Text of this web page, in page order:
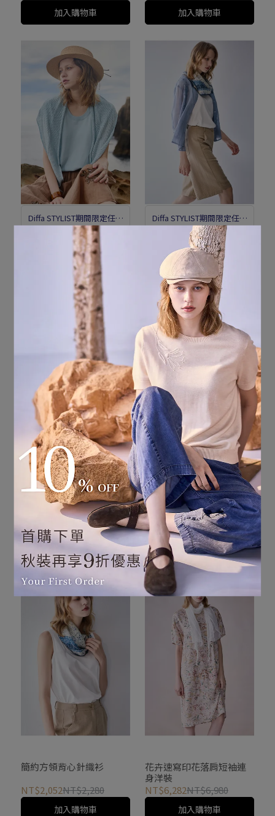
加入購物車 加入購物車
Diffa STYLIST期間限定任選
優惠
Diffa STYLIST連袖挑洞披
NT$4,680
加入購物車
Diffa STYLIST期間限定任選
優惠
Diffa STYLIST後腰鬆緊造
NT$3,312NT$3,680
加入購物車
Diffa STYLIST期間限定任選
優惠
Diffa STYLIST葉子鏤空刺
繡蓋袖上衣
NT$4,380
加入購物車
蕾絲拼接下襬背心針織衫
NT$2,322NT$2,580
加入購物車
簡約方領背心針織衫
NT$2,052NT$2,280
加入購物車
花卉速寫印花落肩短袖連
身洋裝
NT$6,282NT$6,980
加入購物車